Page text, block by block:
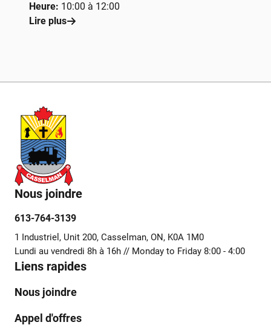
Heure: 10:00 à 12:00
Lire plus
Nous joindre
613-764-3139
1 Industriel, Unit 200, Casselman, ON, K0A 1M0
Lundi au vendredi 8h à 16h // Monday to Friday 8:00 - 4:00
Liens rapides
Nous joindre
Appel d'offres